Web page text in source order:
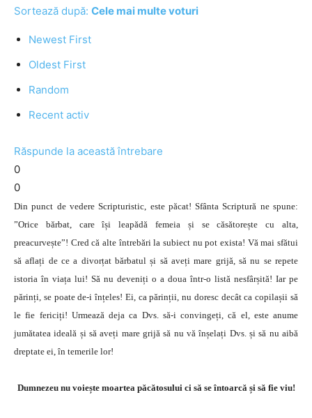
Sortează după: Cele mai multe voturi
Newest First
Oldest First
Random
Recent activ
Răspunde la această întrebare
0
0
Din punct de vedere Scripturistic, este păcat! Sfânta Scriptură ne spune:
”Orice bărbat, care își leapădă femeia și se căsătorește cu alta,
preacurvește”! Cred că alte întrebări la subiect nu pot exista! Vă mai sfătui
să aflați de ce a divorțat bărbatul și să aveți mare grijă, să nu se repete
istoria în viața lui! Să nu deveniți o a doua într-o listă nesfârșită! Iar pe
părinți, se poate de-i înțeles! Ei, ca părinții, nu doresc decât ca copilașii să
le fie fericiți! Urmează deja ca Dvs. să-i convingeți, că el, este anume
jumătatea ideală și să aveți mare grijă să nu vă înșelați Dvs. și să nu aibă
dreptate ei, în temerile lor!
Dumnezeu nu voiește moartea păcătosului ci să se întoarcă și să fie viu!